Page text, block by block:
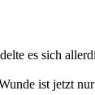
es sich
ist jetzt